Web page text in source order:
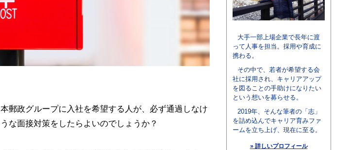
郵政グループに入社を希望する人が、必ず通過しなけ
な面接対策をしたらよいのでしょうか？
大手一部上場企業で長年に渡
って人事を担当。採用や育成に
携わる。
その中で、若者が希望する会
社に採用され、キャリアアップ
を図ることの手助けになりたい
という想いを募らせる。
2019年、そんな筆者の「志」
を詰め込んでキャリア育みファ
ームを立ち上げ、現在に至る。
» 詳しいプロフィール